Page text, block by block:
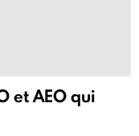
et AEO qui